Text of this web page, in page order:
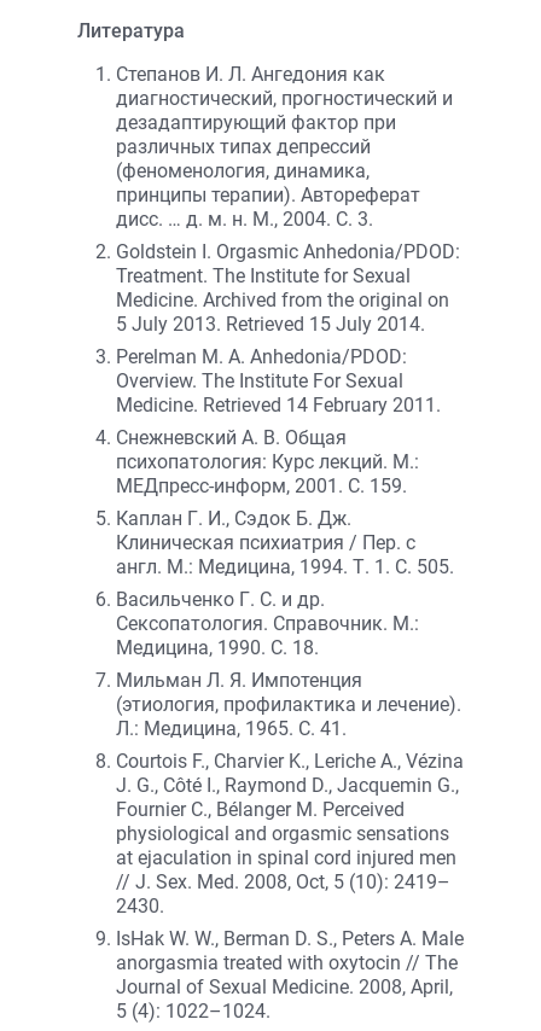
Литература
Степанов И. Л. Ангедония как
диагностический, прогностический и
дезадаптирующий фактор при
различных типах депрессий
(феноменология, динамика,
принципы терапии). Автореферат
дисс. … д. м. н. М., 2004. С. 3.
Goldstein I. Orgasmic Anhedonia/PDOD:
Treatment. The Institute for Sexual
Medicine. Archived from the original on
5 July 2013. Retrieved 15 July 2014.
Perelman M. A. Anhedonia/PDOD:
Overview. The Institute For Sexual
Medicine. Retrieved 14 February 2011.
Снежневский А. В. Общая
психопатология: Курс лекций. М.:
МЕДпресс-информ, 2001. С. 159.
Каплан Г. И., Сэдок Б. Дж.
Клиническая психиатрия / Пер. с
англ. М.: Медицина, 1994. Т. 1. С. 505.
Васильченко Г. С. и др.
Сексопатология. Справочник. М.:
Медицина, 1990. С. 18.
Мильман Л. Я. Импотенция
(этиология, профилактика и лечение).
Л.: Медицина, 1965. С. 41.
Courtois F., Charvier K., Leriche A., Vézina
J. G., Côté I., Raymond D., Jacquemin G.,
Fournier C., Bélanger M. Perceived
physiological and orgasmic sensations
at ejaculation in spinal cord injured men
// J. Sex. Med. 2008, Oct, 5 (10): 2419–
2430.
IsHak W. W., Berman D. S., Peters A. Male
anorgasmia treated with oxytocin // The
Journal of Sexual Medicine. 2008, April,
5 (4): 1022–1024.